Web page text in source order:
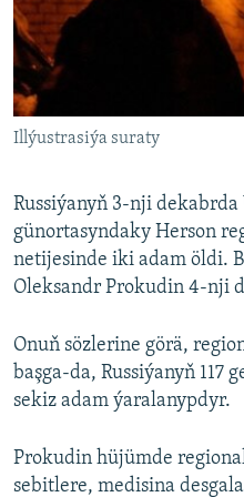
Illýustrasiýa suraty
Russiýanyň 3-nji
günortasyndaky Herson
netijesinde iki adam öldi.
Oleksandr Prokudin 4-nji
Onuň sözlerine görä,
başga-da, Russiýanyň 117
sekiz adam ýaralanypdyr.
Prokudin hüjümde
sebitlere, medisina